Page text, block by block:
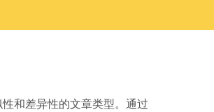
和差异性的文章类型。通过